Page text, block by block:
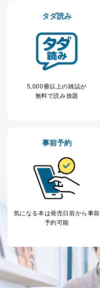
タダ読み
5,000冊以上の雑誌が
無料で読み放題
事前予約
気になる本は発売日前から事前
予約可能